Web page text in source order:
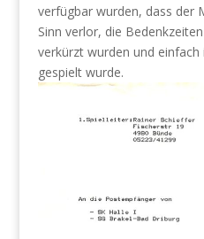
verfügbar wurden, dass der
Sinn verlor, die
verkürzt wurden und
gespielt wurde.